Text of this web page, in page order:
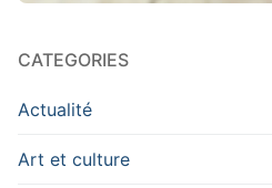
CATEGORIES
Actualité
Art et culture